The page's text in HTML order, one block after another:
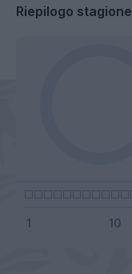
Riepilogo stagione